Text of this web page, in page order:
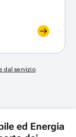
dal servizio.
ed Energia